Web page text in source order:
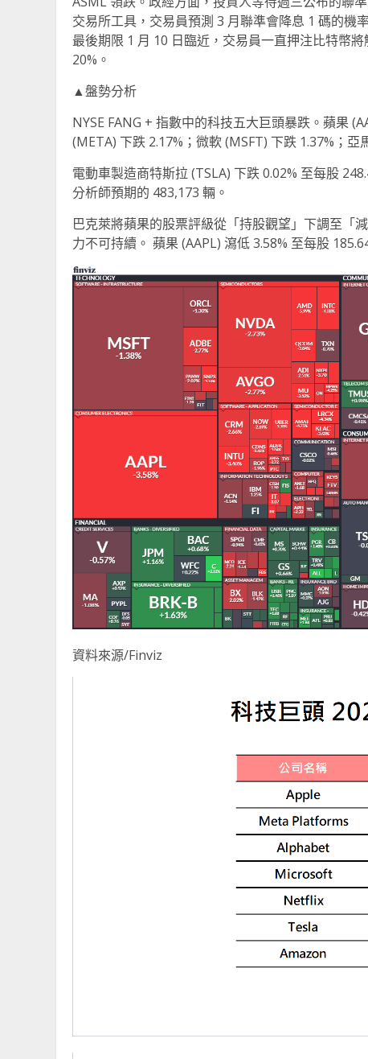
交易所工具，交易員預測 3 月聯準會降息 1 碼的機
最後期限 1 月 10 日臨近，交易員一直押注比特幣
20%。
▲盤勢分析
NYSE FANG + 指數中的科技五大巨頭暴跌。蘋果
(META) 下跌 2.17%；微軟 (MSFT) 下跌 1.37%；亞
電動車製造商特斯拉 (TSLA) 下跌 0.02% 至每股
分析師預期的 483,173 輛。
巴克萊將蘋果的股票評級從「持股觀望」下調至「
力不可持續。 蘋果 (AAPL) 瀉低 3.58% 至每股
資料來源/Finviz